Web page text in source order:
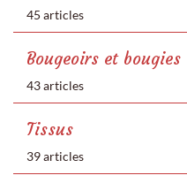
45 articles
Bougeoirs et bougies
43 articles
Tissus
39 articles